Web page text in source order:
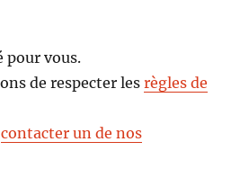
pour vous.
de respecter lesrègles de
contacter un de nos